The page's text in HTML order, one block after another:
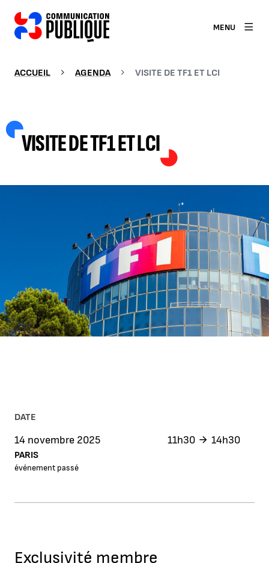
MENU
ACCUEIL AGENDA VISITE DE TF1 ET LCI
VISITE DE TF1 ET LCI
DATE
14 novembre 2025 11h30 14h30
PARIS
événement passé
Exclusivité membre